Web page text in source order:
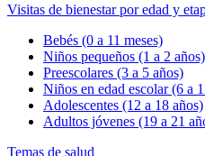
Visitas de bienestar por edad y
Bebés (0 a 11 meses)
Niños pequeños (1 a 2 años)
Preescolares (3 a 5 años)
Niños en edad escolar (6 a
Adolescentes (12 a 18 años)
Adultos jóvenes (19 a 21
Temas de salud